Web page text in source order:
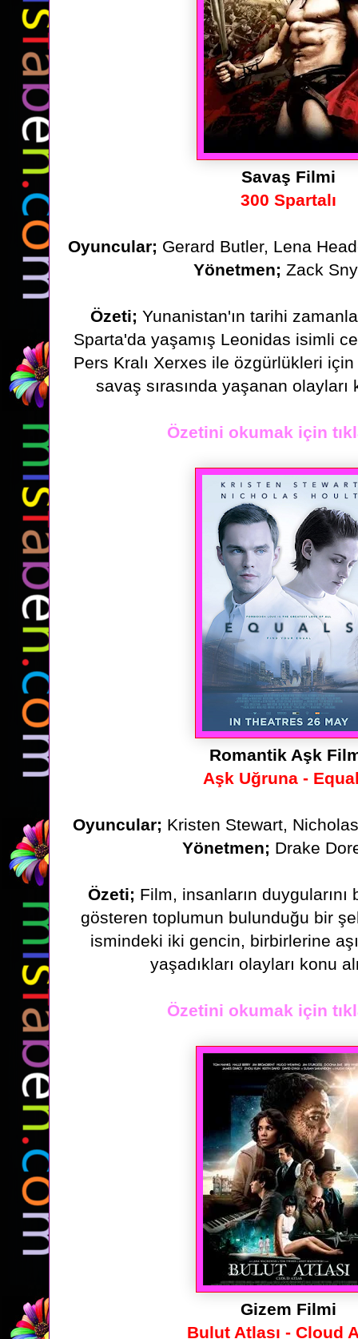
Savaş Filmi
300 Spartalı
Oyuncular; Gerard Butler, Lena
Yönetmen;Zack
Özeti; Yunanistan'ın tarihi
Sparta'da yaşamış Leonidas isimli
Pers Kralı Xerxes ile özgürlükleri için
savaşsırasında yaşanan olayları
Özetini okumak için
Romantik Aşk
Aşk Uğruna -
Oyuncular; Kristen Stewart,
Yönetmen; Drake
Özeti; Film, insanların duygularını
gösteren toplumun bulunduğu bir
ismindeki iki gencin, birbirlerine
yaşadıkları olayları konu
Özetini okumak için
Gizem Filmi
Bulut Atlası - Cloud